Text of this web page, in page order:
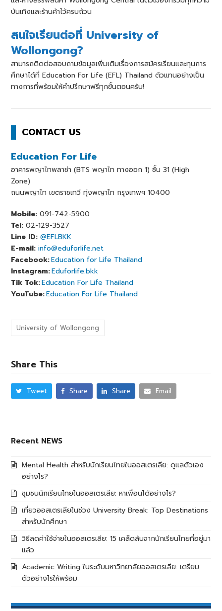
บันเทิงและร้านค้าไว้ครบถ้วน
สนใจเรียนต่อที่ University of
Wollongong?
สามารถติดต่อสอบถามข้อมูลเพิ่มเติมเรื่องการสมัครเรียนและทุนการ
ศึกษาได้ที่ Education For Life (EFL) Thailand ตัวแทนอย่างเป็น
ทางการที่พร้อมให้คำปรึกษาฟรีทุกขั้นตอนครับ!
CONTACT US
Education For Life
อาคารพญาไทพลาซ่า (BTS พญาไท ทางออก 1) ชั้น 31 (High
Zone)
ถนนพญาไท เขตราชเทวี ทุ่งพญาไท กรุงเทพฯ 10400
Mobile: 091-742-5900
Tel: 02-129-3527
Line ID: @EFLBKK
E-mail: info@eduforlife.net
Facebook:Education for Life Thailand
Instagram:Eduforlife.bkk
Tik Tok:Education For Life Thailand
YouTube:Education For Life Thailand
University of Wollongong
Share This
Tweet Share Share Email
Recent NEWS
Mental Health สำหรับนักเรียนไทยในออสเตรเลีย: ดูแลตัวเอง
อย่างไร?
ชุมชนนักเรียนไทยในออสเตรเลีย: หาเพื่อนได้อย่างไร?
เที่ยวออสเตรเลียในช่วง University Break: Top Destinations
สำหรับนักศึกษา
วิธีลดค่าใช้จ่ายในออสเตรเลีย: 15 เคล็ดลับจากนักเรียนไทยที่อยู่มา
แล้ว
Academic Writing ในระดับมหาวิทยาลัยออสเตรเลีย: เตรียม
ตัวอย่างไรให้พร้อม